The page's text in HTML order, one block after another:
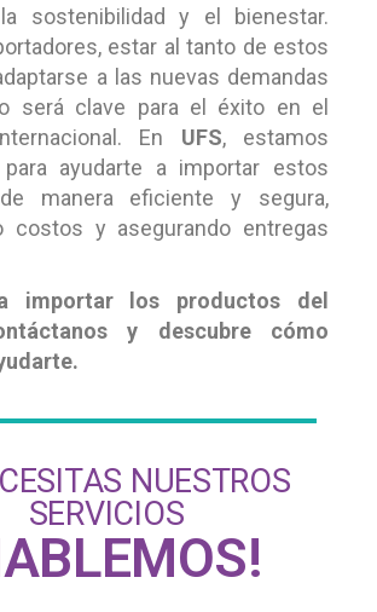
sostenibilidad y el bienestar.
estar al tanto de estos
a las nuevas demandas
será clave para el éxito en el
En UFS, estamos
para ayudarte a importar estos
manera eficiente y segura,
costos y asegurando entregas
importar los productos del
y descubre cómo
NUESTROS
SERVICIOS